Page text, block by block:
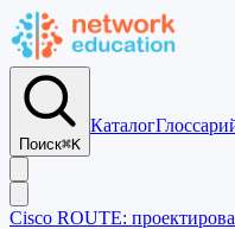
Поиск⌘K
Каталог
Cisco ROUTE: